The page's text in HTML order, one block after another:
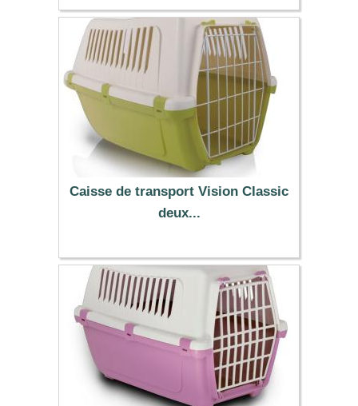
36.99 €
Caisse de transport Vision Classic
deux...
18.99 €